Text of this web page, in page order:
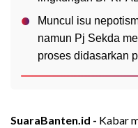
Muncul isu
namun Pj Sekda
proses didasarkan
SuaraBanten.id - Kabar